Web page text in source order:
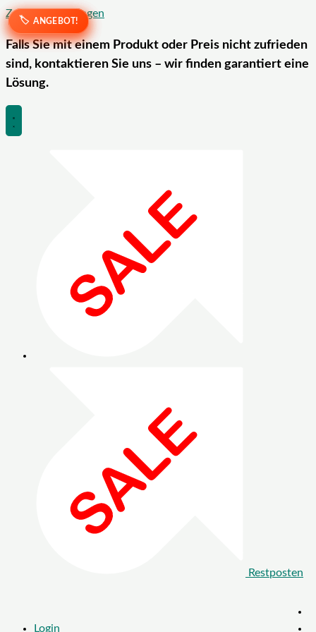
Zum Inhalt springen
Falls Sie mit einem Produkt oder Preis nicht zufrieden
sind, kontaktieren Sie uns – wir finden garantiert eine
Lösung.
Restposten
Login
ANGEBOT!
ANGEBOT!
ANGEBOT!
ANGEBOT!